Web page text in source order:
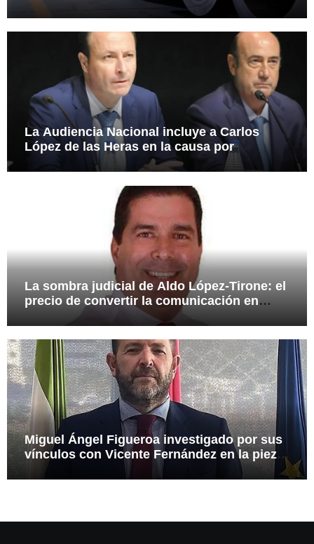
Reunidos
La Audiencia Nacional incluye a Carlos
López de las Heras en la causa por
presuntas irregularidades en el rescate de
112,8 millones a Tubos Reunidos
La sombra judicial de Aldo López-Tirone: el
precio de convertir la comunicación en
Miguel Ángel Figueroa investigado por sus
vínculos con Vicente Fernández en la pieza